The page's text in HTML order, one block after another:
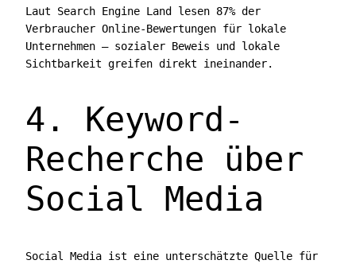
Laut Search Engine Land lesen 87% der
Verbraucher Online-Bewertungen für lokale
Unternehmen — sozialer Beweis und lokale
Sichtbarkeit greifen direkt ineinander.
4. Keyword-
Recherche über
Social Media
Social Media ist eine unterschätzte Quelle für